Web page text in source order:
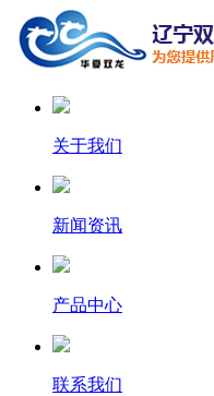
关于我们
新闻资讯
产品中心
联系我们